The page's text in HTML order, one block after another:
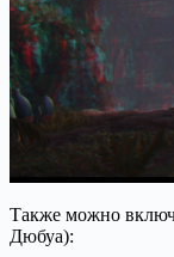
Также можно
Дюбуа):